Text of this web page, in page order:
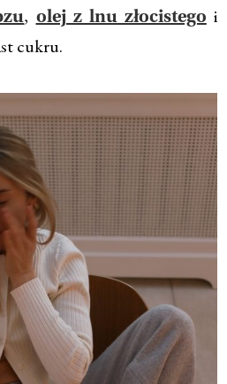
, olej z lnu złocistego i
cukru.